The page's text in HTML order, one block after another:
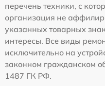
перечень техники, с
организация не
указанных товарных
интересы. Все виды
исключительно на
законном гражданском
1487 ГК РФ.